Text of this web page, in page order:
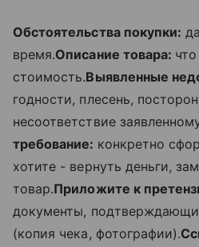
Обстоятельства покупки:
время.Описание товара:
стоимость.Выявленные
годности, плесень,
несоответствие
требование: конкретно
хотите - вернуть деньги,
товар.Приложите к
документы,
(копия чека, фотографии).